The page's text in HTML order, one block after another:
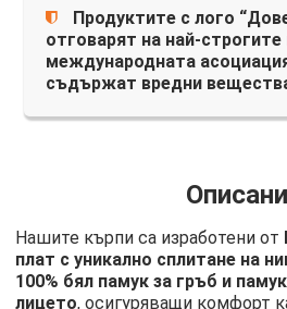
Продуктите с лого
отговарят на най-строгите
международната
съдържат вредни
Нашите кърпи са изработени от
плат с уникално сплитане на
100% бял памук за гръб и
лицето, осигуряващи комфорт